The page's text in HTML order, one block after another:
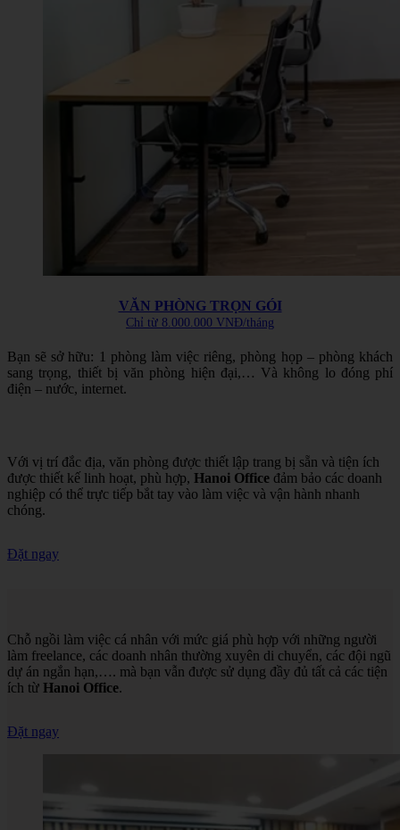
VĂN PHÒNG TRỌN GÓI
Chỉ từ 8.000.000 VNĐ/tháng
Bạn sẽ sở hữu: 1 phòng làm việc riêng, phòng họp – phòng khách
sang trọng, thiết bị văn phòng hiện đại,… Và không lo đóng phí
điện – nước, internet.
Với vị trí đắc địa, văn phòng được thiết lập trang bị sẵn và tiện ích
được thiết kế linh hoạt, phù hợp, Hanoi Office đảm bảo các doanh
nghiệp có thể trực tiếp bắt tay vào làm việc và vận hành nhanh
chóng.
Đặt ngay
Chỗ ngồi làm việc cá nhân với mức giá phù hợp với những người
làm freelance, các doanh nhân thường xuyên di chuyển, các đội ngũ
dự án ngắn hạn,…. mà bạn vẫn được sử dụng đầy đủ tất cả các tiện
ích từ Hanoi Office.
Đặt ngay